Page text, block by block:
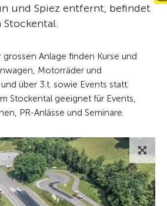
und Spiez entfernt, befindet
Anlage finden Kurse und
Motorräder und
über 3.t. sowie Events statt.
Stockental geeignet für Events,
PR-Anlässe und Seminare.